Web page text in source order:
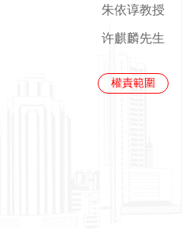
朱依谆教授
许麒麟先生
權責範圍